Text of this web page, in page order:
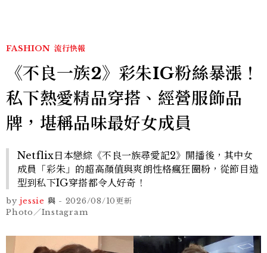
FASHION 流行快報
《不良一族2》彩朱IG粉絲暴漲！
私下熱愛精品穿搭、經營服飾品
牌，堪稱品味最好女成員
Netflix日本戀綜《不良一族尋愛記2》開播後，其中女
成員「彩朱」的超高顏值與爽朗性格瘋狂圈粉，從節目造
型到私下IG穿搭都令人好奇！
by jessie 與 - 2026/08/10更新
Photo／Instagram